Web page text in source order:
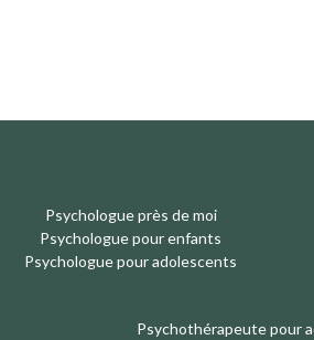
Psychologue près de moi
Psychologue pour enfants
Psychologue pour adolescents
Psychothérapeute pour